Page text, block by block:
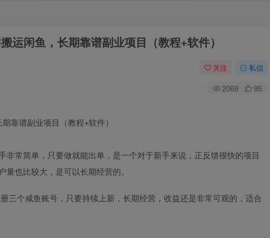
运闲鱼，长期靠谱副业项目（教程+软件）
关注 私信
2069 95
常简单，只要做就能出单，是一个对于新手来说，正反馈很快的项目
也比较大，是可以长期经营的。
三个咸鱼账号，只要持续上新，长期经营，收益还是非常可观的，适合